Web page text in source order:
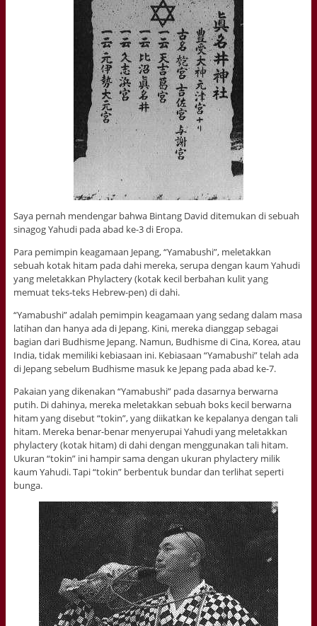
Saya pernah mendengar bahwa Bintang David ditemukan di sebuah
sinagog Yahudi pada abad ke-3 di Eropa.
Para pemimpin keagamaan Jepang, “Yamabushi”, meletakkan
sebuah kotak hitam pada dahi mereka, serupa dengan kaum Yahudi
yang meletakkan Phylactery (kotak kecil berbahan kulit yang
memuat teks-teks Hebrew-pen) di dahi.
“Yamabushi” adalah pemimpin keagamaan yang sedang dalam masa
latihan dan hanya ada di Jepang. Kini, mereka dianggap sebagai
bagian dari Budhisme Jepang. Namun, Budhisme di Cina, Korea, atau
India, tidak memiliki kebiasaan ini. Kebiasaan “Yamabushi” telah ada
di Jepang sebelum Budhisme masuk ke Jepang pada abad ke-7.
Pakaian yang dikenakan “Yamabushi” pada dasarnya berwarna
putih. Di dahinya, mereka meletakkan sebuah boks kecil berwarna
hitam yang disebut “tokin”, yang diikatkan ke kepalanya dengan tali
hitam. Mereka benar-benar menyerupai Yahudi yang meletakkan
phylactery (kotak hitam) di dahi dengan menggunakan tali hitam.
Ukuran “tokin” ini hampir sama dengan ukuran phylactery milik
kaum Yahudi. Tapi “tokin” berbentuk bundar dan terlihat seperti
bunga.